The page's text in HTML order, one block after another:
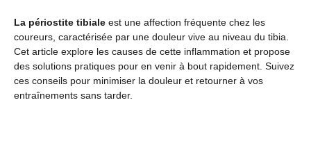
La périostite tibiale est une affection fréquente chez les
coureurs, caractérisée par une douleur vive au niveau du tibia.
Cet article explore les causes de cette inflammation et propose
des solutions pratiques pour en venir à bout rapidement. Suivez
ces conseils pour minimiser la douleur et retourner à vos
entraînements sans tarder.